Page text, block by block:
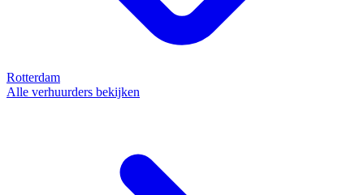
Rotterdam
Alle verhuurders bekijken